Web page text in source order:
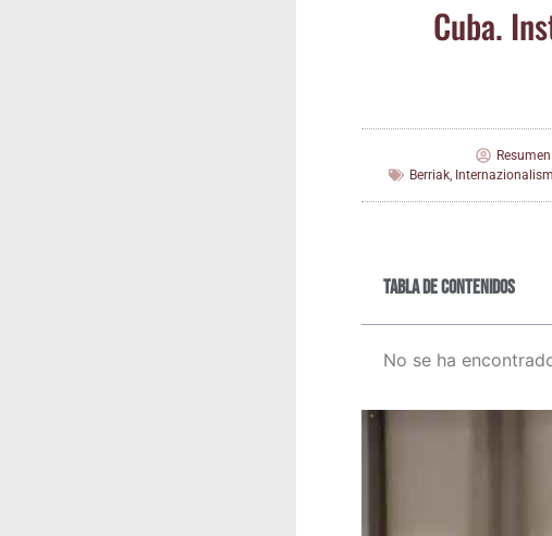
Cuba.
Berriak,
Tabla de contenidos
No se ha